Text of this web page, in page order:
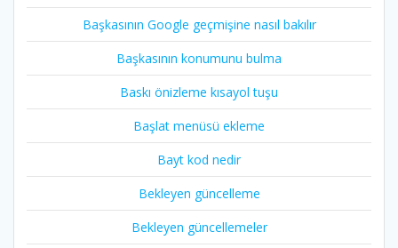
Başkasının Google geçmişine nasıl bakılır
Başkasının konumunu bulma
Baskı önizleme kısayol tuşu
Başlat menüsü ekleme
Bayt kod nedir
Bekleyen güncelleme
Bekleyen güncellemeler